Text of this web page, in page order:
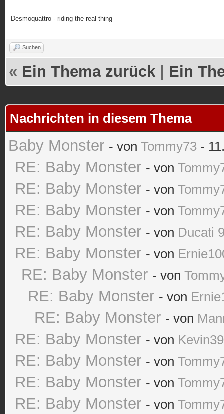
Desmoquattro - riding the real thing
Suchen
« Ein Thema zurück Ein
Nachrichten in diesem Thema
Baby Monster - von Tommy73 -
RE: Baby Monster - von
RE: Baby Monster - von
RE: Baby Monster - von
RE: Baby Monster - von Ducati
RE: Baby Monster - von
RE: Baby Monster - von
RE: Baby Monster - von
RE: Baby Monster - von
RE: Baby Monster - von
RE: Baby Monster - von
RE: Baby Monster - von
RE: Baby Monster - von